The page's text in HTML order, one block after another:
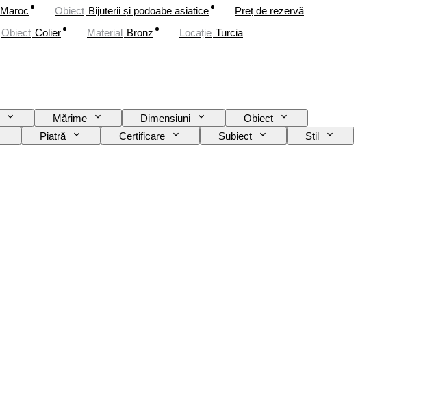
Maroc Obiect Bijuterii și podoabe asiatice
Preț de rezervă
Obiect Colier Material Bronz Locație Turcia
Mărime Dimensiuni
Obiect
Piatră Certificare Subiect
Stil
Mărime articol Cultură
Vândut de